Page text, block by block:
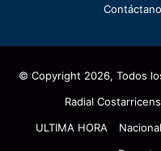
© Copyright 2026, Todos
Radial
ULTIMA HORA